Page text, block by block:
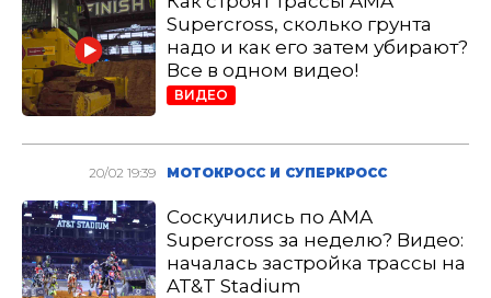
Supercross, сколько грунта
надо и как его затем убирают?
Все в одном видео!
ВИДЕО
20/02 19:39 МОТОКРОСС И СУПЕРКРОСС
Соскучились по AMA
Supercross за неделю? Видео:
началась застройка трассы на
AT&T Stadium